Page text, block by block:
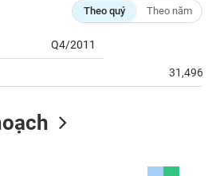
Theo quý Theo năm
Q4/2011
31,496